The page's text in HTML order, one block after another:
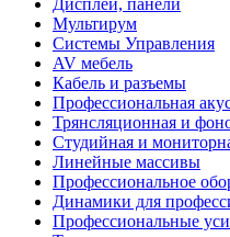
Дисплеи, панели
Мультирум
Системы Управления
AV мебель
Кабель и разъемы
Профессиональная
Трянсляционная и
Студийная и
Линейные массивы
Профессиональное
Динамики для
Профессиональные